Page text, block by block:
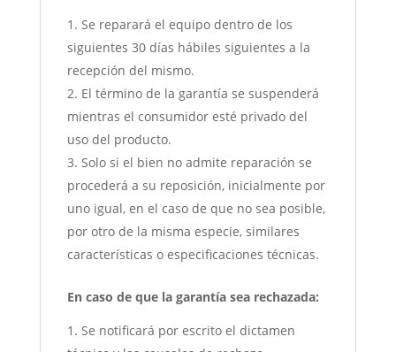
Se reparará el equipo dentro de los
siguientes 30 días hábiles siguientes a la
recepción del mismo.
El término de la garantía se suspenderá
mientras el consumidor esté privado del
uso del producto.
Solo si el bien no admite reparación se
procederá a su reposición, inicialmente por
uno igual, en el caso de que no sea posible,
por otro de la misma especie, similares
características o especificaciones técnicas.
En caso de que la garantía sea rechazada:
Se notificará por escrito el dictamen